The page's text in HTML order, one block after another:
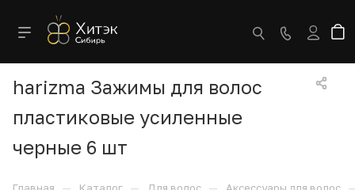
harizma Зажимы для волос
пластиковые усиленные
черные 6 шт